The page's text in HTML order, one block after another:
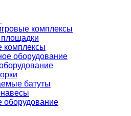
комплексы
комплексы
оборудование
батуты
оборудование